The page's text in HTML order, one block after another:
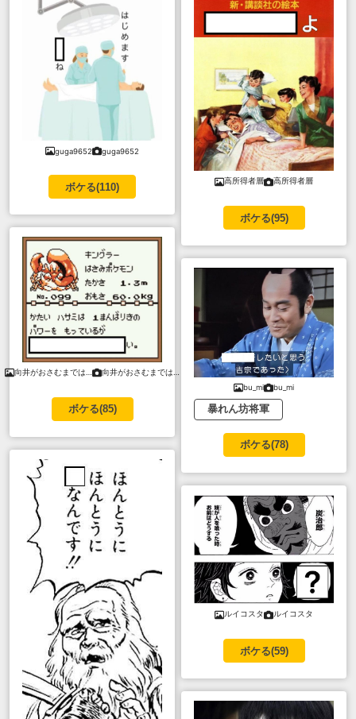
guga9652 guga9652
ボケる(110)
向井がおさむまでは… 向井がおさむまでは…
ボケる(85)
高所得者層 高所得者層
ボケる(95)
bu_mi bu_mi
暴れん坊将軍
ボケる(78)
ルイコスタ ルイコスタ
ボケる(59)